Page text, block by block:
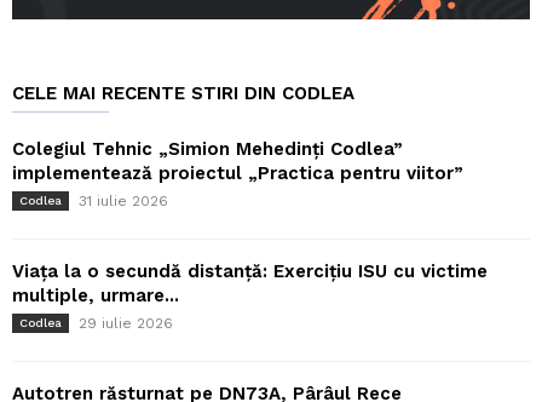
CELE MAI RECENTE STIRI DIN CODLEA
Colegiul Tehnic „Simion Mehedinți Codlea”
implementează proiectul „Practica pentru viitor”
Codlea 31 iulie 2026
Viața la o secundă distanță: Exercițiu ISU cu victime
multiple, urmare...
Codlea 29 iulie 2026
Autotren răsturnat pe DN73A, Pârâul Rece